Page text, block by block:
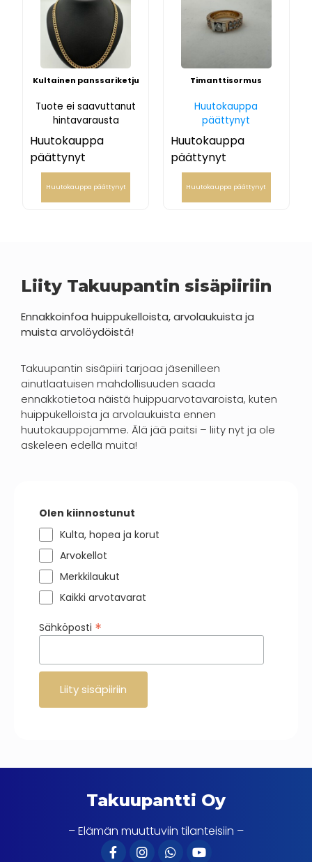
Kultainen panssariketju
Tuote ei saavuttanut
hintavarausta
Huutokauppa
päättynyt
Huutokauppa päättynyt
Timanttisormus
Huutokauppa
päättynyt
Huutokauppa
päättynyt
Huutokauppa päättynyt
Liity Takuupantin sisäpiiriin
Ennakkoinfoa huippukelloista, arvolaukuista ja
muista arvolöydöistä!
Takuupantin sisäpiiri tarjoaa jäsenilleen
ainutlaatuisen mahdollisuuden saada
ennakkotietoa näistä huippuarvotavaroista, kuten
huippukelloista ja arvolaukuista ennen
huutokauppojamme. Älä jää paitsi – liity nyt ja ole
askeleen edellä muita!
Olen kiinnostunut
Kulta, hopea ja korut
Arvokellot
Merkkilaukut
Kaikki arvotavarat
Sähköposti *
Takuupantti Oy
– Elämän muuttuviin tilanteisiin –